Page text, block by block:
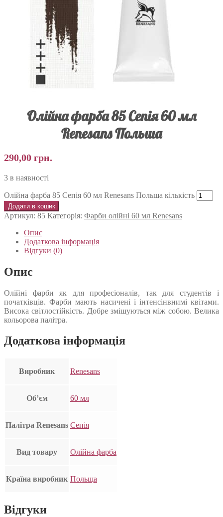
Олійна фарба 85 Сепія 60 мл
Renesans Польша
290,00 грн.
3 в наявності
Олійна фарба 85 Сепія 60 мл Renesans Польша кількість
Додати в кошик
Артикул: 85 Категорія: Фарби олійні 60 мл Renesans
Опис
Додаткова інформація
Відгуки (0)
Опис
Олійні фарби як для професіоналів, так для студентів і
початківців. Фарби мають насичені і інтенсінвнимі квітами.
Висока світлостійкість. Добре змішуються між собою. Велика
кольорова палітра.
Додаткова інформація
Виробник Renesans
Об’єм 60 мл
Палітра Renesans Сепія
Вид товару Олійна фарба
Країна виробник Польща
Відгуки